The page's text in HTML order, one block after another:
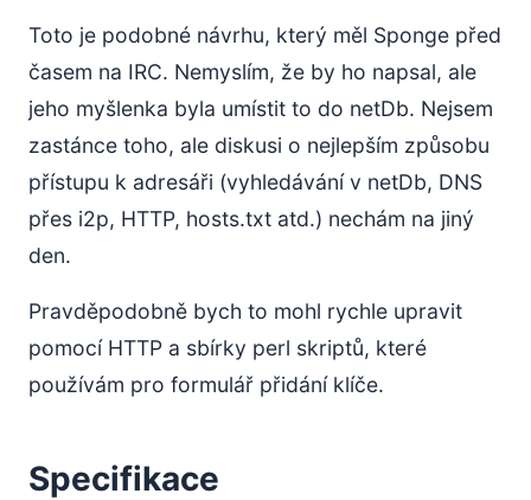
Toto je podobné návrhu, který měl Sponge před
časem na IRC. Nemyslím, že by ho napsal, ale
jeho myšlenka byla umístit to do netDb. Nejsem
zastánce toho, ale diskusi o nejlepším způsobu
přístupu k adresáři (vyhledávání v netDb, DNS
přes i2p, HTTP, hosts.txt atd.) nechám na jiný
den.
Pravděpodobně bych to mohl rychle upravit
pomocí HTTP a sbírky perl skriptů, které
používám pro formulář přidání klíče.
Specifikace